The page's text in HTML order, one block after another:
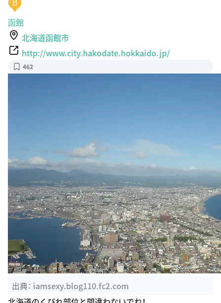
B
函館
北海道函館市
http://www.city.hakodate.hokkaido.jp/
462
出典： iamsexy.blog110.fc2.com